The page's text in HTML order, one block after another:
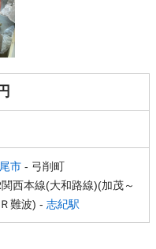
市 - 弓削町
西本線(大和路線)(加茂～
Ｒ難波) - 志紀駅